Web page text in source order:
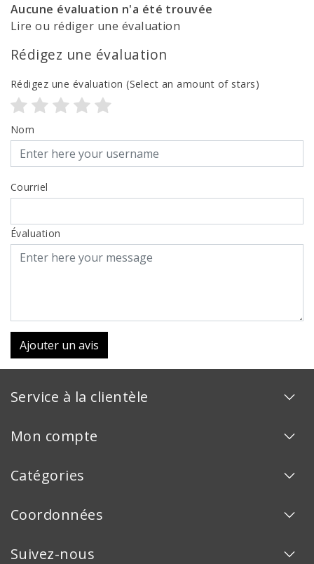
Aucune évaluation n'a été trouvée
Lire ou rédiger une évaluation
Rédigez une évaluation
Rédigez une évaluation (Select an amount of stars)
Nom
Courriel
Évaluation
Ajouter un avis
Service à la clientèle
Mon compte
Catégories
Coordonnées
Suivez-nous